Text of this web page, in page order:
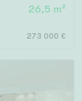
26,5 m²
273 000 €